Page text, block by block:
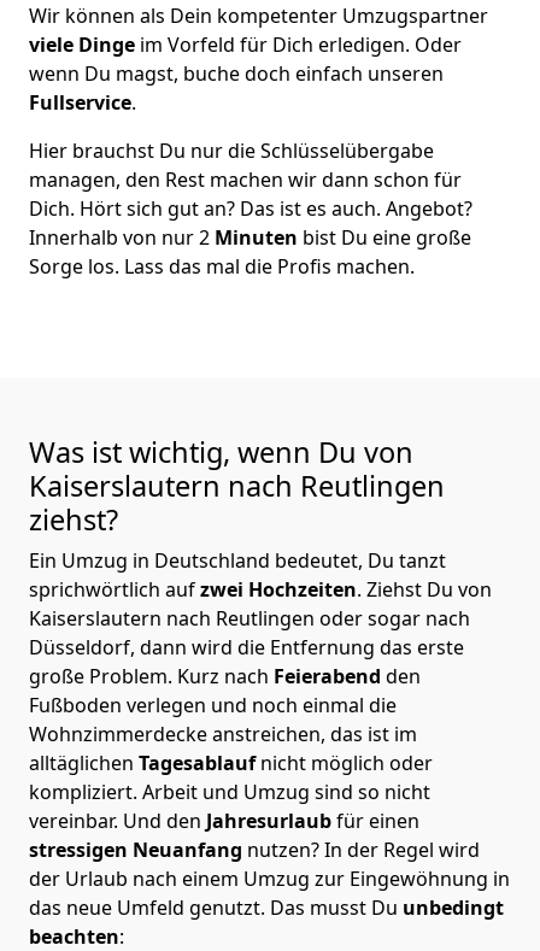
Wir können als Dein kompetenter Umzugspartner
viele Dinge im Vorfeld für Dich erledigen. Oder
wenn Du magst, buche doch einfach unseren
Fullservice.
Hier brauchst Du nur die Schlüsselübergabe
managen, den Rest machen wir dann schon für
Dich. Hört sich gut an? Das ist es auch. Angebot?
Innerhalb von nur 2 Minuten bist Du eine große
Sorge los. Lass das mal die Profis machen.
Was ist wichtig, wenn Du von
Kaiserslautern nach Reutlingen
ziehst?
Ein Umzug in Deutschland bedeutet, Du tanzt
sprichwörtlich aufzwei Hochzeiten. Ziehst Du von
Kaiserslautern nach Reutlingen oder sogar nach
Düsseldorf, dann wird die Entfernung das erste
große Problem. Kurz nach Feierabend den
Fußboden verlegen und noch einmal die
Wohnzimmerdecke anstreichen, das ist im
alltäglichen Tagesablaufnicht möglich oder
kompliziert. Arbeit und Umzug sind so nicht
vereinbar. Und den Jahresurlaubfür einen
stressigen Neuanfang nutzen? In der Regel wird
der Urlaub nach einem Umzug zur Eingewöhnung in
das neue Umfeld genutzt. Das musst Du unbedingt
beachten: